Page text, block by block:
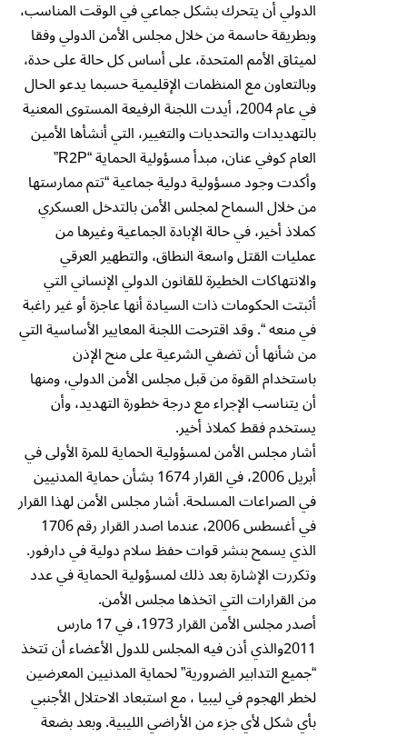
الدولي أن يتحرك بشكل جماعي في الوقت المناسب،
وبطريقة حاسمة من خلال مجلس الأمن الدولي وفقا
لميثاق الأمم المتحدة، على أساس كل حالة على حدة،
وبالتعاون مع المنظمات الإقليمية حسبما يدعو الحال
في عام 2004، أيدت اللجنة الرفيعة المستوى المعنية
بالتهديدات والتحديات والتغيير، التي أنشأها الأمين
العام كوفي عنان، مبدأ مسؤولية الحماية “R2P”
وأكدت وجود مسؤولية دولية جماعية “تتم ممارستها
من خلال السماح لمجلس الأمن بالتدخل العسكري
كملاذ أخير، في حالة الإبادة الجماعية وغيرها من
عمليات القتل واسعة النطاق، والتطهير العرقي
والانتهاكات الخطيرة للقانون الدولي الإنساني التي
أثبتت الحكومات ذات السيادة أنها عاجزة أو غير راغبة
في منعه “. وقد اقترحت اللجنة المعايير الأساسية التي
من شأنها أن تضفي الشرعية على منح الإذن
باستخدام القوة من قبل مجلس الأمن الدولي، ومنها
أن يتناسب الإجراء مع درجة خطورة التهديد، وأن
يستخدم فقط كملاذ أخير.
أشار مجلس الأمن لمسؤولية الحماية للمرة الأولى في
أبريل 2006، في القرار 1674 بشأن حماية المدنيين
في الصراعات المسلحة. أشار مجلس الأمن لهذا القرار
في أغسطس 2006، عندما اصدر القرار رقم 1706
الذي يسمح بنشر قوات حفظ سلام دولية في دارفور.
وتكررت الإشارة بعد ذلك لمسؤولية الحماية في عدد
من القرارات التي اتخذها مجلس الأمن.
أصدر مجلس الأمن القرار 1973، في 17 مارس
2011والذي أذن فيه المجلس للدول الأعضاء أن تتخذ
“جميع التدابير الضرورية” لحماية المدنيين المعرضين
لخطر الهجوم في ليبيا ، مع استبعاد الاحتلال الأجنبي
بأي شكل لأي جزء من الأراضي الليبية. وبعد بضعة